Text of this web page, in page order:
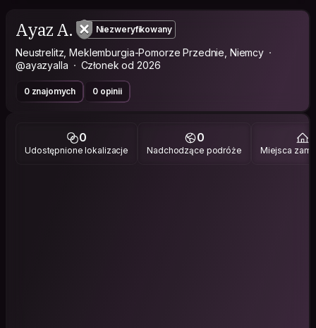
Ayaz A. Niezweryfikowany
Neustrelitz, Meklemburgia-Pomorze Przednie, Niemcy
@ayazyalla
Członek od 2026
0 znajomych 0 opinii
0
Udostępnione lokalizacje
0
Nadchodzące podróże Miejsca